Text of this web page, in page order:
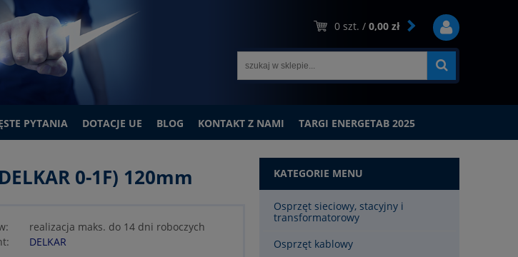
0 szt. / 0,00 zł
PYTANIA DOTACJE UE BLOG KONTAKT Z NAMI TARGI ENERGETAB 2025
0-1F) 120mm
realizacja maks. do 14 dni roboczych
DELKAR
KATEGORIE MENU
Osprzęt sieciowy, stacyjny i
transformatorowy
Osprzęt kablowy